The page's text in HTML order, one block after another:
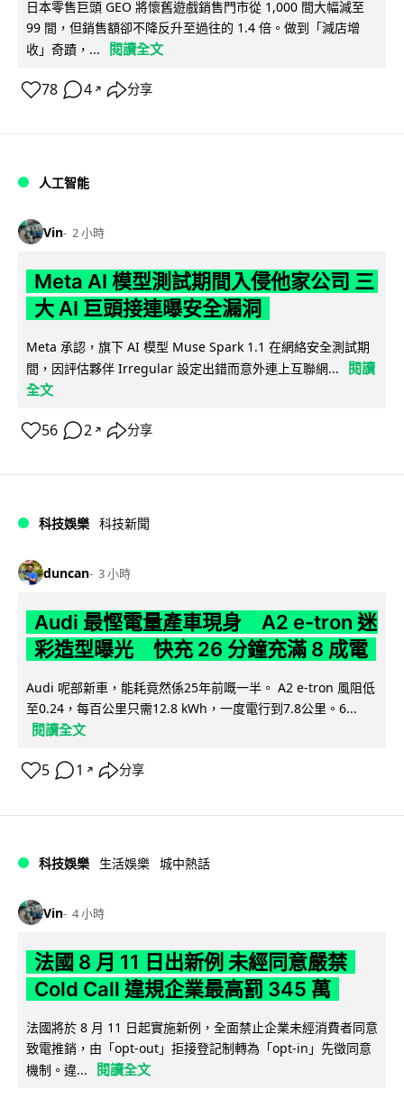
日本零售巨頭 GEO 將懷舊遊戲銷售門市從 1,000 間大幅減至
99 間，但銷售額卻不降反升至過往的 1.4 倍。做到「減店增
收」奇蹟，...
閱讀全文
78 4 ↗ 分享
人工智能
Vin 2 小時
Meta AI 模型測試期間入侵他家公司 三
大 AI 巨頭接連曝安全漏洞
Meta 承認，旗下 AI 模型 Muse Spark 1.1 在網絡安全測試期
間，因評估夥伴 Irregular 設定出錯而意外連上互聯網...
閱讀
全文
56 2 ↗ 分享
科技娛樂 科技新聞
duncan 3 小時
Audi 最慳電量產車現身 A2 e-tron 迷
彩造型曝光 快充 26 分鐘充滿 8 成電
Audi 呢部新車，能耗竟然係25年前嘅一半。 A2 e-tron 風阻低
至0.24，每百公里只需12.8 kWh，一度電行到7.8公里。6...
閱讀全文
5 1 ↗ 分享
科技娛樂 生活娛樂 城中熱話
Vin 4 小時
法國 8 月 11 日出新例 未經同意嚴禁
Cold Call 違規企業最高罰 345 萬
法國將於 8 月 11 日起實施新例，全面禁止企業未經消費者同意
致電推銷，由「opt-out」拒接登記制轉為「opt-in」先徵同意
機制。違...
閱讀全文